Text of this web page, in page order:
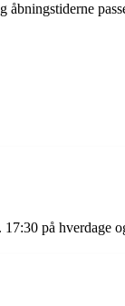
på hverdage